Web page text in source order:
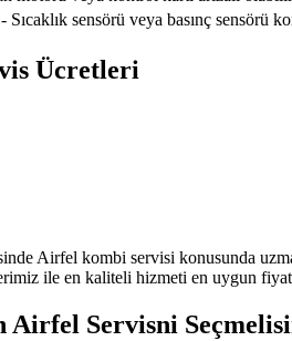
- Sıcaklık sensörü veya basınç sensörü
Ücretleri
Airfel kombi servisi konusunda
ile en kaliteli hizmeti en uygun
Airfel Servisni